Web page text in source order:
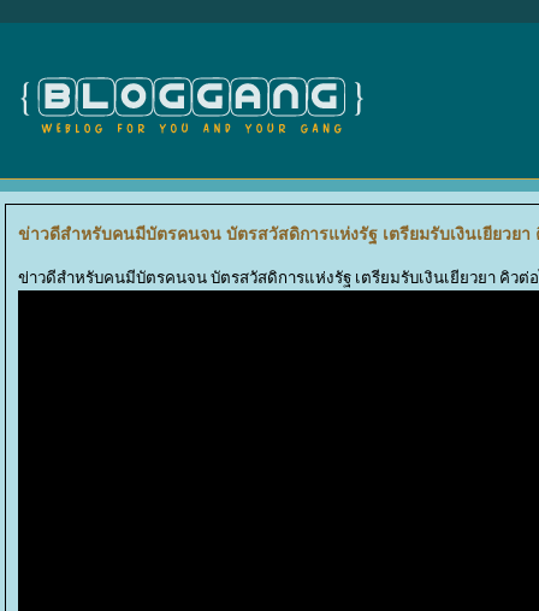
ข่าวดีสำหรับคนมีบัตรคนจน บัตรสวัสดิการแห่งรัฐ เตรียมรับเงินเยียวยา
ข่าวดีสำหรับคนมีบัตรคนจน บัตรสวัสดิการแห่งรัฐ เตรียมรับเงินเยียวยา คิวต่